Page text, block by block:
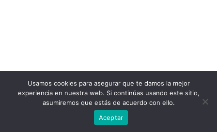
Usamos cookies para asegurar que te damos la mejor
experiencia en nuestra web. Si continúas usando este sitio,
asumiremos que estás de acuerdo con ello.
Aceptar